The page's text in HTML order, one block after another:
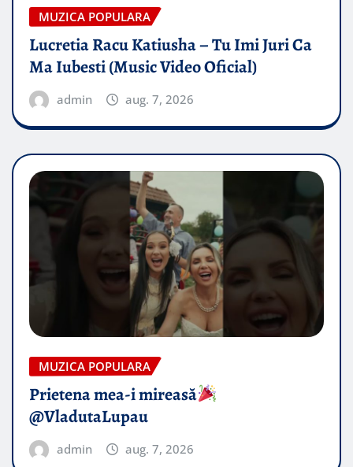
MUZICA POPULARA
Lucretia Racu Katiusha – Tu Imi Juri Ca
Ma Iubesti (Music Video Oficial)
admin aug. 7, 2026
MUZICA POPULARA
Prietena mea-i mireasă​
@VladutaLupau
admin aug. 7, 2026